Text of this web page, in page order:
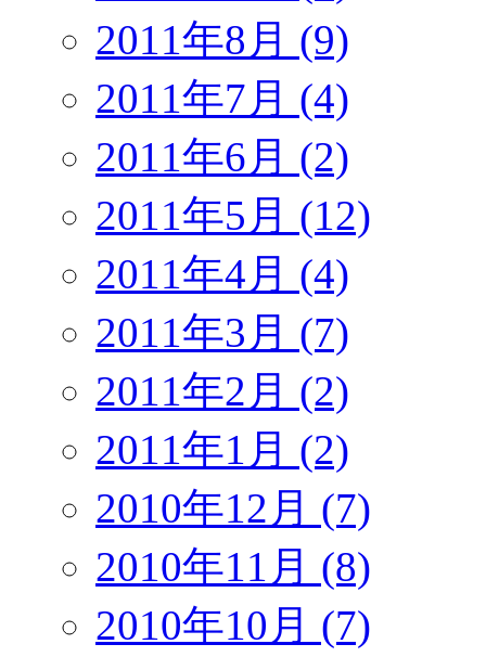
2011年8月 (9)
2011年7月 (4)
2011年6月 (2)
2011年5月 (12)
2011年4月 (4)
2011年3月 (7)
2011年2月 (2)
2011年1月 (2)
2010年12月 (7)
2010年11月 (8)
2010年10月 (7)